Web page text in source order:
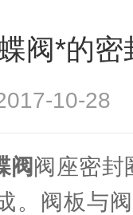
阀*的
2017-10-
阀阀座密封
。阀板与